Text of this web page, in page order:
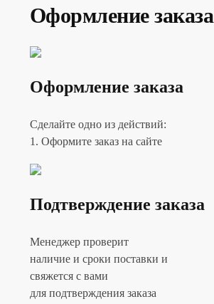
Оформление заказа
Оформление заказа
Сделайте одно из действий:
1. Оформите заказ на сайте
Подтверждение заказа
Менеджер проверит
наличие и сроки поставки и
свяжется с вами
для подтверждения заказа